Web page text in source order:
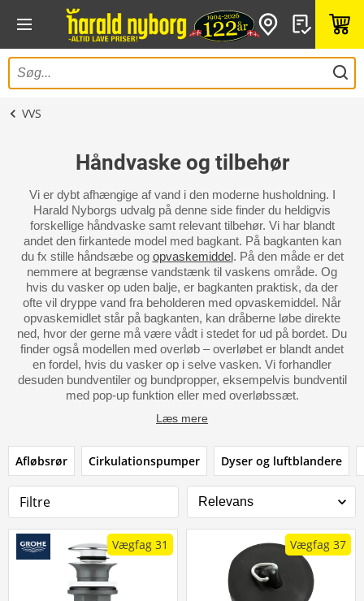
VVS
Håndvaske og tilbehør
Vi er dybt afhængige af vand i den moderne husholdning. I
Harald Nyborgs udvalg på denne side finder du heldigvis
forskellige håndvaske samt relevant tilbehør. Vi har blandt
andet den firkantede model med bagkant. På bagkanten kan
du fx stille håndsæbe og opvaskemiddel. På den måde er det
nemmere at begrænse vandstænk til vaskens område. Og
hvis du vasker op uden balje, er bagkanten praktisk, da der
ofte vil dryppe vand fra beholderen med opvaskemiddel. Når
opvaskemidlet står på bagkanten, kan dråberne løbe direkte
ned, hvor der gerne må være vådt i stedet for ud på bordet. Du
finder også modellen med overløb – overløbet er blandt andet
en fordel, hvis du vasker op i selve vasken. Vi forhandler
desuden bundventiler og bundpropper, eksempelvis bundventil
med pop-up funktion eller med overløbssæt.
Læs mere
Afløbsrør Cirkulationspumper Dyser og luftblandere
Filtre
Vægfag 31 Vægfag 37